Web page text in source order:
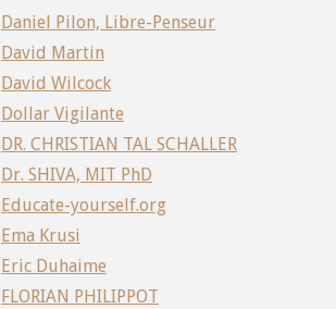
Daniel Pilon, Libre-Penseur
David Martin
David Wilcock
Dollar Vigilante
DR. CHRISTIAN TAL SCHALLER
Dr. SHIVA, MIT PhD
Educate-yourself.org
Ema Krusi
Eric Duhaime
FLORIAN PHILIPPOT